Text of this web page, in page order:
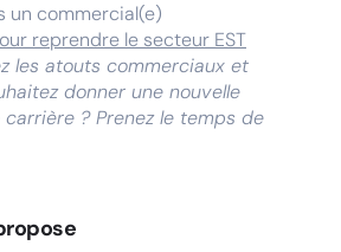
un commercial(e)
reprendre le secteur EST
les atouts commerciaux et
donner une nouvelle
? Prenez le temps de